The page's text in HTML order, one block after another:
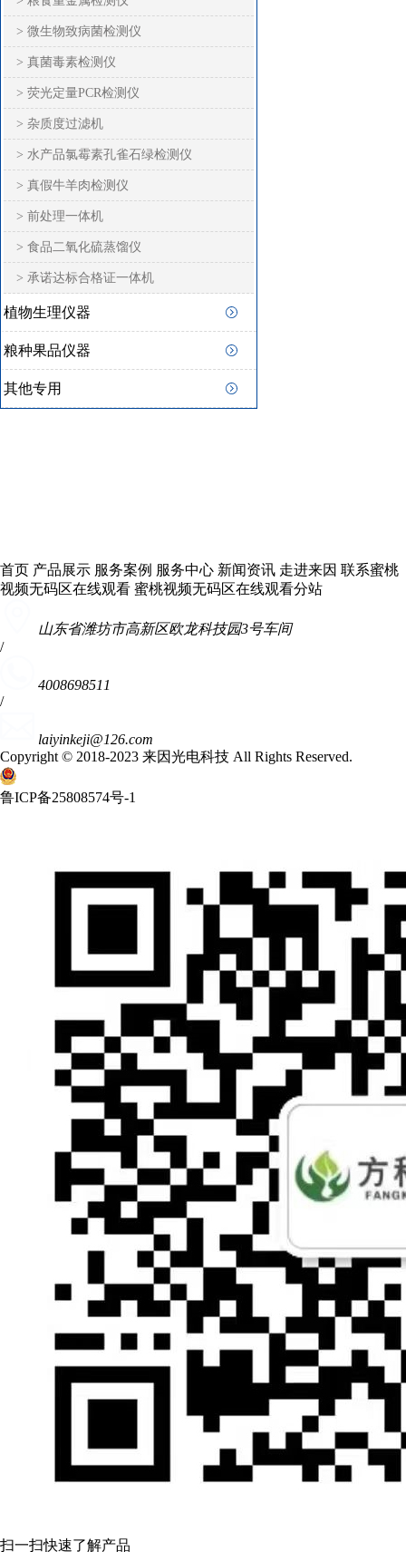
> 微生物致病菌检测仪
> 真菌毒素检测仪
> 荧光定量PCR检测仪
> 杂质度过滤机
> 水产品氯霉素孔雀石绿检测仪
> 真假牛羊肉检测仪
> 前处理一体机
> 食品二氧化硫蒸馏仪
> 承诺达标合格证一体机
植物生理仪器
粮种果品仪器
其他专用
首页 产品展示 服务案例 服务中心 新闻资讯 走进来因 联系蜜桃
视频无码区在线观看 蜜桃视频无码区在线观看分站
山东省潍坊市高新区欧龙科技园3号车间
/
4008698511
/
laiyinkeji@126.com
Copyright © 2018-2023 来因光电科技 All Rights Reserved.
鲁ICP备25808574号-1
扫一扫快速了解产品